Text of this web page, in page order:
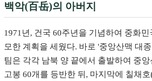
백악(百岳)의 아버지
1971년, 건국 60주년을 기념하여 중화
모한 계획을 세웠다. 바로 '중앙산맥 대
팀은 각각 남북 양 끝에서 출발하여 중
고봉 60개를 등반한 뒤, 마지막에 칠채